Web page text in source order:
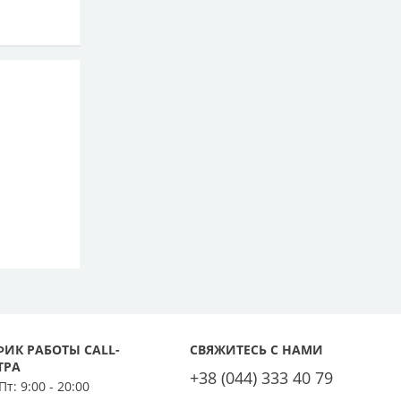
РАБОТЫ CALL-
9:00 - 20:00
СВЯЖИТЕСЬ С НАМИ
+38 (044) 333 40 79